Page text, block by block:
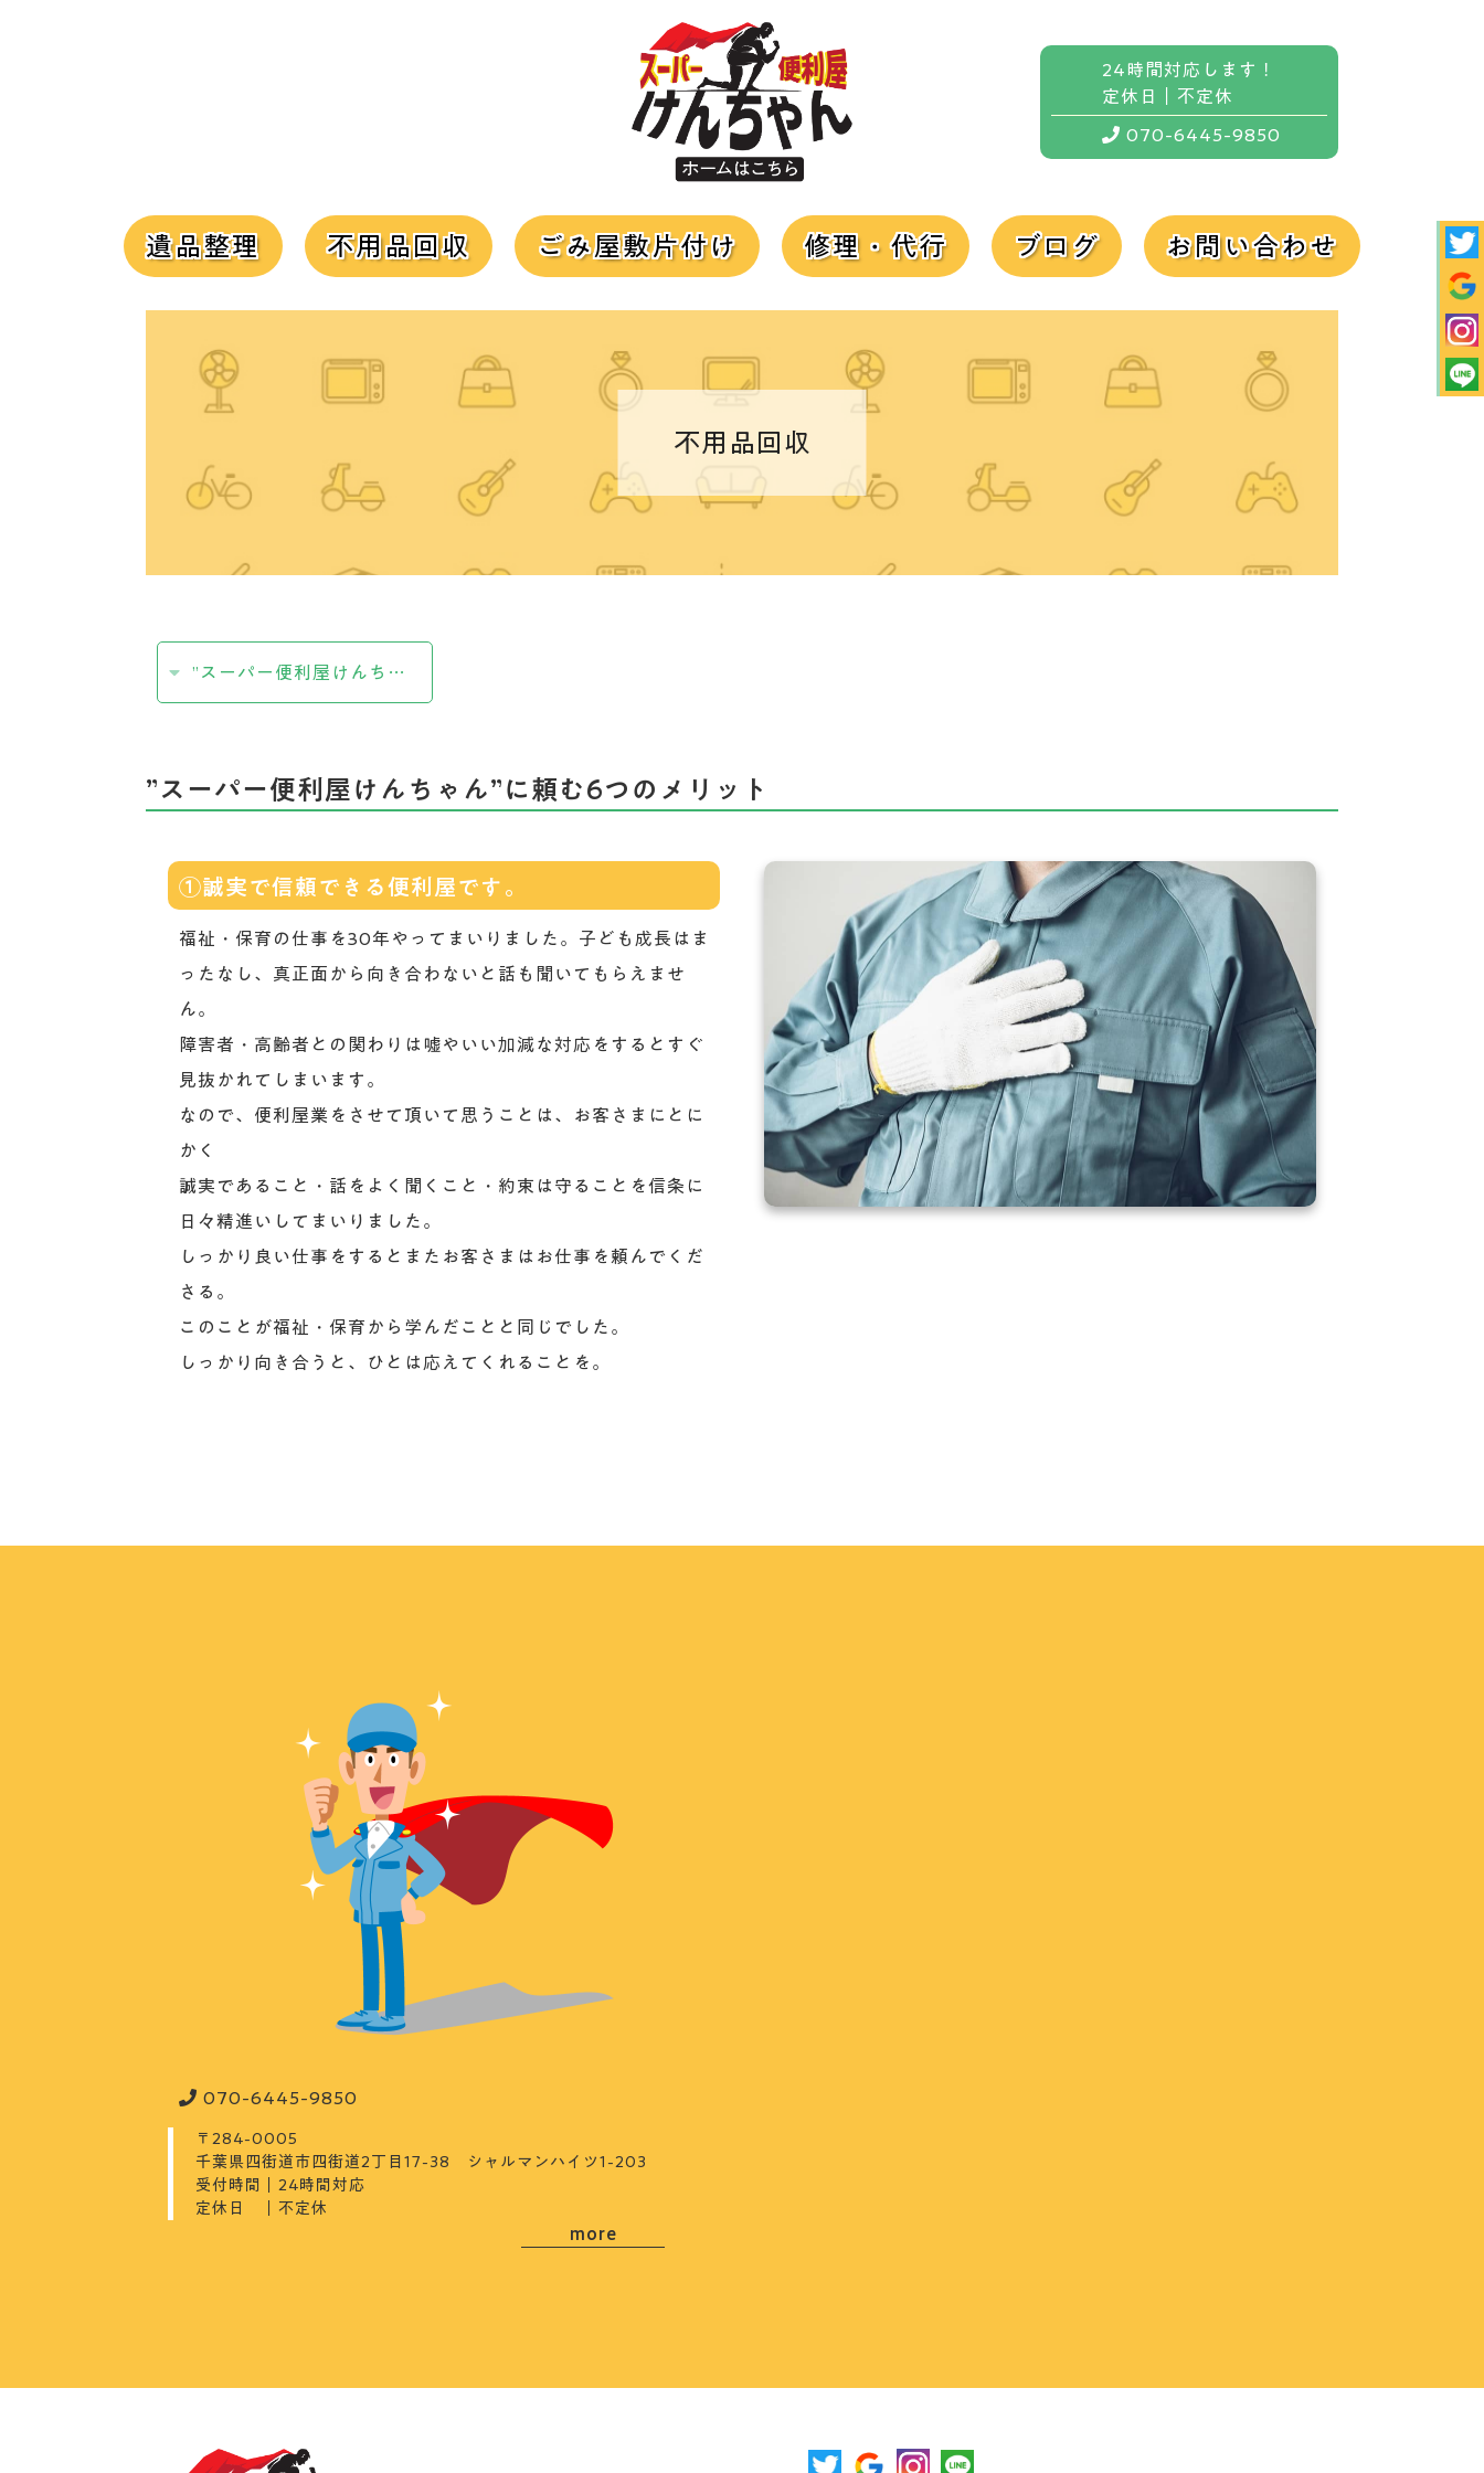
24時間対応します！
定休日｜不定休
070-6445-9850
遺品整理 不用品回収 ごみ屋敷片付け 修理・代行 ブログ お問い合わせ
不用品回収
”スーパー便利屋けんちゃん”に頼む6つのメリット
”スーパー便利屋けんちゃん”に頼む6つのメリット
①誠実で信頼できる便利屋です。
福祉・保育の仕事を30年やってまいりました。子ども成長はま
ったなし、真正面から向き合わないと話も聞いてもらえませ
ん。
障害者・高齢者との関わりは嘘やいい加減な対応をするとすぐ
見抜かれてしまいます。
なので、便利屋業をさせて頂いて思うことは、お客さまにとに
かく
誠実であること・話をよく聞くこと・約束は守ることを信条に
日々精進いしてまいりました。
しっかり良い仕事をするとまたお客さまはお仕事を頼んでくだ
さる。
このことが福祉・保育から学んだことと同じでした。
しっかり向き合うと、ひとは応えてくれることを。
070-6445-9850
〒284-0005
千葉県四街道市四街道2丁目17-38 シャルマンハイツ1-203
受付時間｜24時間対応
定休日 ｜不定休
more